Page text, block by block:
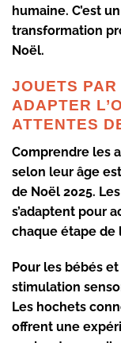
humaine. C’est
transformation
Noël.
JOUETS PAR
ADAPTER
ATTENTES
Comprendre les
selon leur âge
de Noël 2025.
s’adaptent pour
chaque étape de
Pour les bébés
stimulation
Les hochets
offrent une